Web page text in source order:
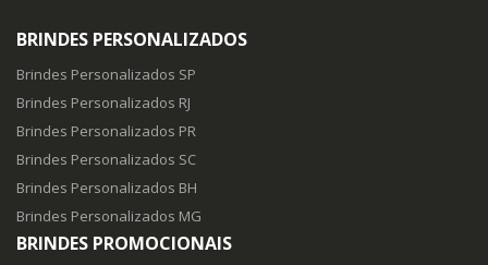
BRINDES PERSONALIZADOS
Brindes Personalizados SP
Brindes Personalizados RJ
Brindes Personalizados PR
Brindes Personalizados SC
Brindes Personalizados BH
Brindes Personalizados MG
BRINDES PROMOCIONAIS